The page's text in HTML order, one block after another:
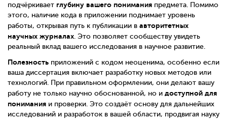
подчёркивает глубину вашего понимания предмета. Помимо
этого, наличие кода в приложении поднимает уровень
работы, открывая путь к публикации в авторитетных
научных журналах. Это позволяет сообществу увидеть
реальный вклад вашего исследования в научное развитие.
Полезность приложений с кодом неоценима, особенно если
ваша диссертация включает разработку новых методов или
технологий. При правильном оформлении, они делают вашу
работу не только научно обоснованной, но и доступной для
понимания и проверки. Это создаёт основу для дальнейших
исследований и разработок в вашей области, продвигая науку